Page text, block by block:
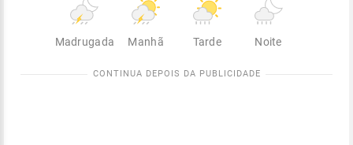
Madrugada Manhã Tarde Noite